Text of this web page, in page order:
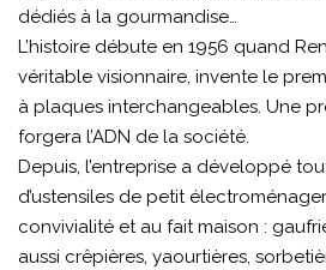
dédiés à la gourmandise…
L’histoire débute en 1956 quand
véritable visionnaire, invente le
à plaques interchangeables. Une
forgera l’ADN de la société.
Depuis, l’entreprise a développé
d’ustensiles de petit
convivialité et au fait maison :
aussi crêpières, yaourtières,